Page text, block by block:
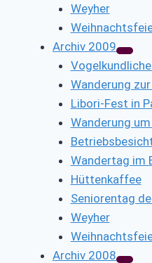
Weyher
Archiv 2009
Wanderung
Libori-Fest in
Wanderung
Wandertag im
Hüttenkaffee
Seniorentag
Weyher
Archiv 2008